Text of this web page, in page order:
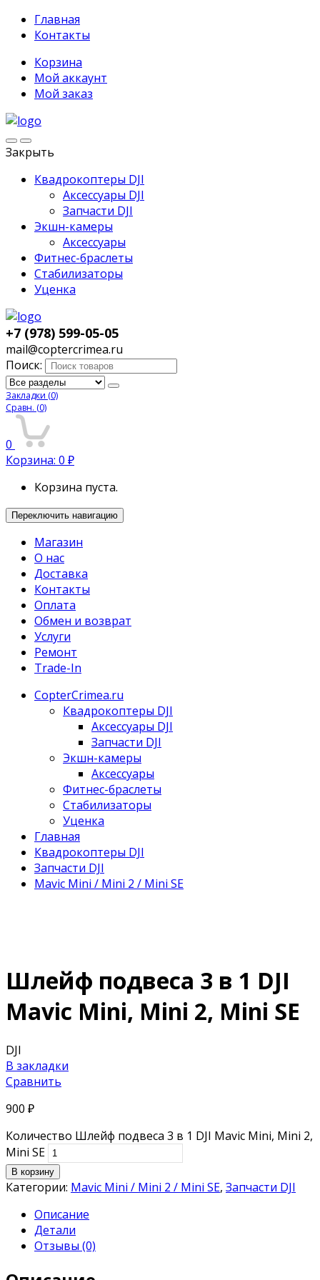
Главная
Контакты
Корзина
Мой аккаунт
Мой заказ
Закрыть
Квадрокоптеры DJI
Аксессуары DJI
Запчасти DJI
Экшн-камеры
Аксессуары
Фитнес-браслеты
Стабилизаторы
Уценка
+7 (978) 599-05-05
mail@coptercrimea.ru
Поиск:
Закладки (0)
Сравн. (0)
0
Корзина: 0 ₽
Корзина пуста.
Переключить навигацию
Магазин
О нас
Доставка
Контакты
Оплата
Обмен и возврат
Услуги
Ремонт
Trade-In
CopterCrimea.ru
Квадрокоптеры DJI
Аксессуары DJI
Запчасти DJI
Экшн-камеры
Аксессуары
Фитнес-браслеты
Стабилизаторы
Уценка
Главная
Квадрокоптеры DJI
Запчасти DJI
Mavic Mini / Mini 2 / Mini SE
Шлейф подвеса 3 в 1 DJI
Mavic Mini, Mini 2, Mini SE
DJI
В закладки
Сравнить
900 ₽
Количество Шлейф подвеса 3 в 1 DJI Mavic Mini, Mini 2,
Mini SE
В корзину
Категории: Mavic Mini / Mini 2 / Mini SE, Запчасти DJI
Описание
Детали
Отзывы (0)